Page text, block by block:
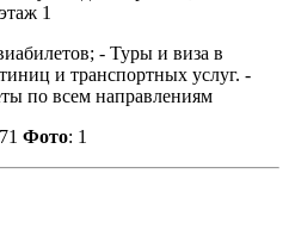
1
- Туры и виза в
и транспортных услуг. -
по всем направлениям
Фото: 1